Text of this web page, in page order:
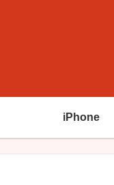
iPhone